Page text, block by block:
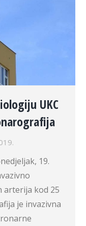
UKC
19.
kod 25
je invazivna